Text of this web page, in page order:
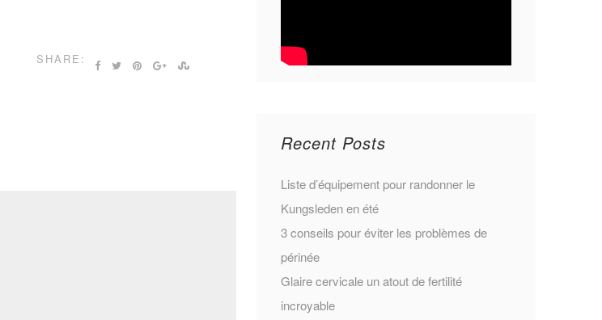
SHARE:
Recent Posts
Liste d’équipement pour randonner le
Kungsleden en été
3 conseils pour éviter les problèmes de
périnée
Glaire cervicale un atout de fertilité
incroyable